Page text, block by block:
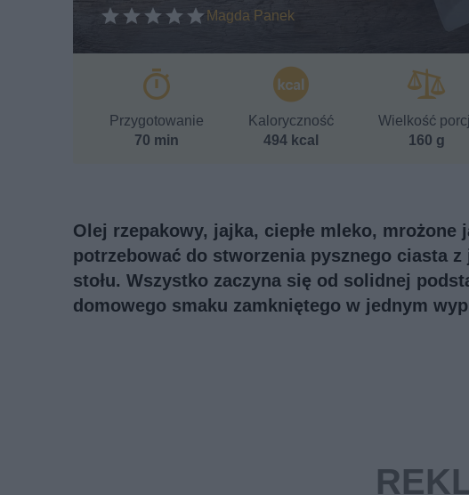
Magda Panek
Przygotowanie
70 min
Kaloryczność
494 kcal
Wielkość
160 g
Olej rzepakowy, jajka, ciepłe mleko, mrożone
potrzebować do stworzenia pysznego ciasta
stołu. Wszystko zaczyna się od solidnej
domowego smaku zamkniętego w jednym